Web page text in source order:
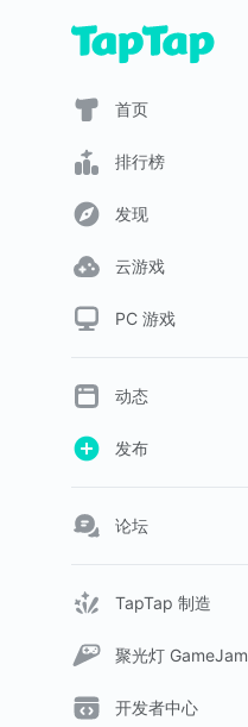
首页
排行榜
发现
云游戏
PC 游戏
动态
发布
论坛
TapTap 制造
聚光灯 GameJam
开发者中心